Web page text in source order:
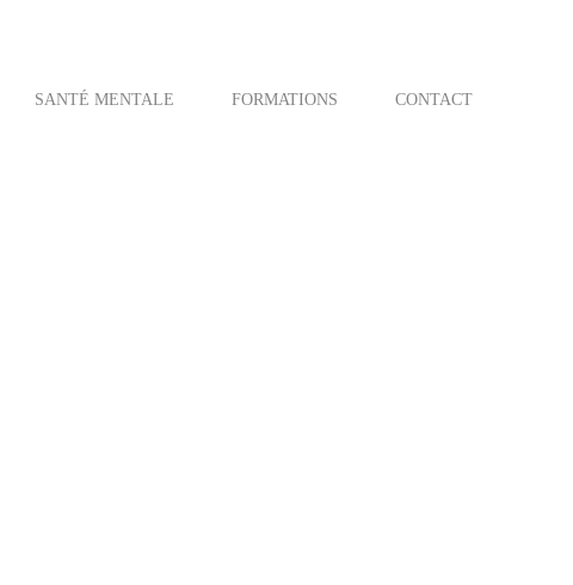
SANTÉ MENTALE FORMATIONS CONTACT